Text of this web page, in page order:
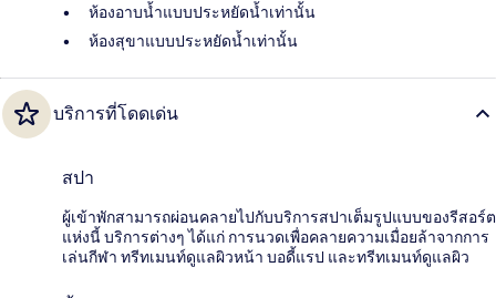
ห้องอาบน้ำแบบประหยัดน้ำเท่านั้น
ห้องสุขาแบบประหยัดน้ำเท่านั้น
บริการที่โดดเด่น
สปา
ผู้เข้าพักสามารถผ่อนคลายไปกับบริการสปาเต็มรูปแบบของรีสอร์ต
แห่งนี้ บริการต่างๆ ได้แก่ การนวดเพื่อคลายความเมื่อยล้าจากการ
เล่นกีฬา ทรีทเมนท์ดูแลผิวหน้า บอดี้แรป และทรีทเมนท์ดูแลผิว